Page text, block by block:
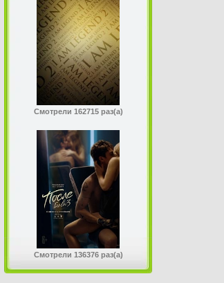
Смотрели 162715 раз(а)
Смотрели 136376 раз(а)